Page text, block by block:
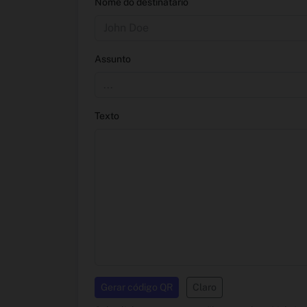
Assunto
Texto
Gerar código QR Claro